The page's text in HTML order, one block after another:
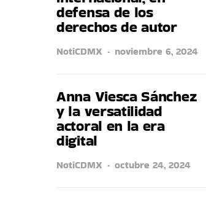
defensa de los
derechos de autor
NotiCDMX noviembre 6, 2024
Anna Viesca Sánchez
y la versatilidad
actoral en la era
digital
NotiCDMX
octubre 24, 2024